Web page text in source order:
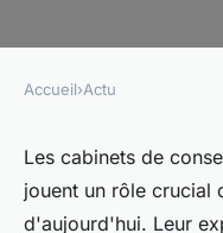
Quels
conseils en
Accueil›Actu
Les cabinets de
jouent un rôle crucial
d'aujourd'hui. Leur